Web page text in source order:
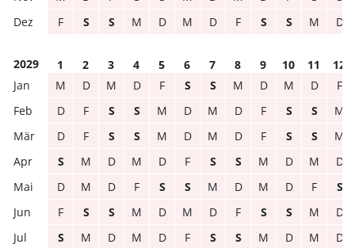
F
S S M D M D F S S M D
2029 1 2 3 4 5 6 7 8 9 10 11
12
M
D M D F S S M D M D
F
D
F S S M D M D F S S
M
D
F S S M D M D F S S
M
S
M D M D F S S M D M
D
D
M D F S S M D M D F
S
F
S S M D M D F S S M
D
S
M D M D F S S M D M
D